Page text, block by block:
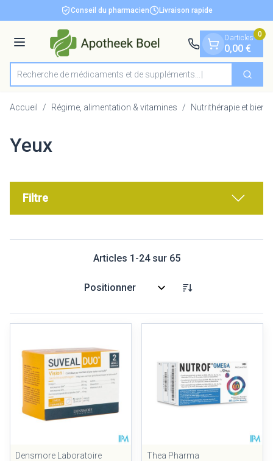
Aller au contenu
1 de 1Conseil du pharmacien Livraison rapide
Menu
Rechercher
Recherche de médicaments
0 articles
0,00 €
0
Accueil / Régime, alimentation & vitamines / Nutrithérapie et bien-
Yeux
Filtre
Articles 1 -24sur 65
Trier par:
Densmore Laboratoire
Thea Pharma